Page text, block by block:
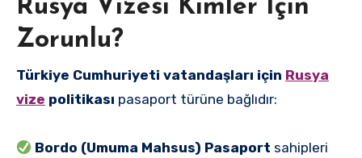
Rusya Vizesi Kimler İçin
Zorunlu?
Türkiye Cumhuriyeti vatandaşları için Rusya
vize politikası pasaport türüne bağlıdır:
Bordo (Umuma Mahsus) Pasaport sahipleri